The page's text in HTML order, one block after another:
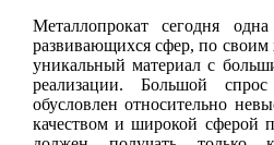
Металлопрокат сегодня
развивающихся сфер, по своим
уникальный материал с
реализации. Большой
обусловлен относительно
качеством и широкой сферой